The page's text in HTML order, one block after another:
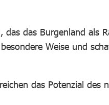
das Burgenland als
Weise und
das Potenzial des